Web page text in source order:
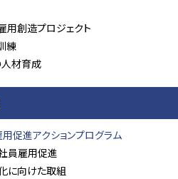
創造プロジェクト
練
材育成
促進アクションプログラム
員雇用促進
に向けた取組